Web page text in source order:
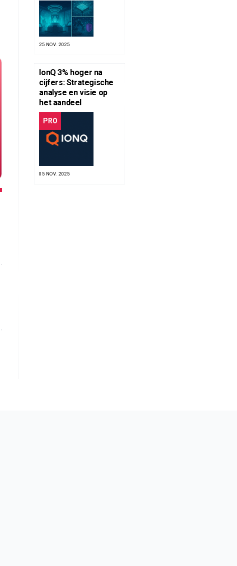
25 NOV. 2025
IonQ 3% hoger na
cijfers: Strategische
analyse en visie op
het aandeel
PRO
05 NOV. 2025